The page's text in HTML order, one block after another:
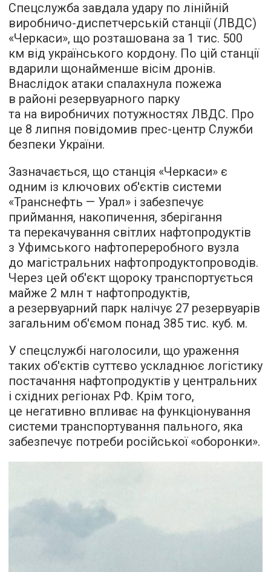
Спецслужба завдала удару по лінійній
виробничо-диспетчерській станції (ЛВДС)
«Черкаси», що розташована за 1 тис. 500
км від українського кордону. По цій станції
вдарили щонайменше вісім дронів.
Внаслідок атаки спалахнула пожежа
в районі резервуарного парку
та на виробничих потужностях ЛВДС. Про
це 8 липня повідомив прес-центр Служби
безпеки України.
Зазначається, що станція «Черкаси» є
одним із ключових об'єктів системи
«Транснефть — Урал» і забезпечує
приймання, накопичення, зберігання
та перекачування світлих нафтопродуктів
з Уфимського нафтопереробного вузла
до магістральних нафтопродуктопроводів.
Через цей об'єкт щороку транспортується
майже 2 млн т нафтопродуктів,
а резервуарний парк налічує 27 резервуарів
загальним об'ємом понад 385 тис. куб. м.
У спецслужбі наголосили, що ураження
таких об'єктів суттєво ускладнює логістику
постачання нафтопродуктів у центральних
і східних регіонах РФ. Крім того,
це негативно впливає на функціонування
системи транспортування пального, яка
забезпечує потреби російської «оборонки».